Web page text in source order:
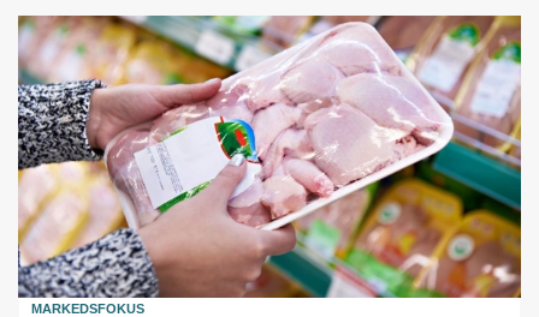
MARKEDSFOKUS